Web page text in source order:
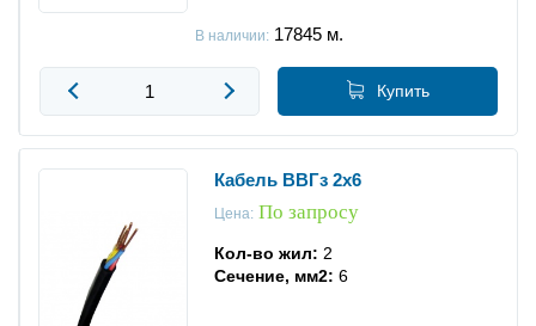
В наличии:17845 м.
Купить
Кабель ВВГз 2x6
Цена:По запросу
Кол-во жил: 2
Сечение, мм2: 6